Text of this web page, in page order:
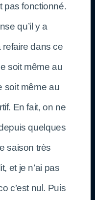
pas fonctionné.
qu’il y a
dans ce
soit même au
soit même au
En fait, on ne
quelques
saison très
et je n’ai pas
c’est nul. Puis